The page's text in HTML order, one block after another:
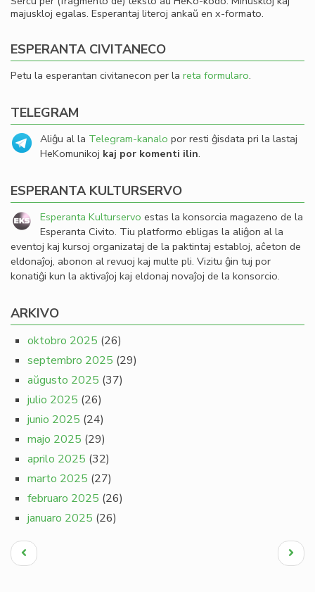
majuskloj egalas. Esperantaj literoj ankaŭ en x-formato.
ESPERANTA CIVITANECO
Petu la esperantan civitanecon per la reta formularo.
TELEGRAM
Aliĝu al la Telegram-kanalo por resti ĝisdata pri la lastaj
HeKomunikoj kaj por komenti ilin.
ESPERANTA KULTURSERVO
Esperanta Kulturservo estas la konsorcia magazeno de la
Esperanta Civito. Tiu platformo ebligas la aliĝon al la
eventoj kaj kursoj organizataj de la paktintaj establoj, aĉeton de
eldonaĵoj, abonon al revuoj kaj multe pli. Vizitu ĝin tuj por
konatiĝi kun la aktivaĵoj kaj eldonaj novaĵoj de la konsorcio.
ARKIVO
oktobro 2025 (26)
septembro 2025 (29)
aŭgusto 2025 (37)
julio 2025 (26)
junio 2025 (24)
majo 2025 (29)
aprilo 2025 (32)
marto 2025 (27)
februaro 2025 (26)
januaro 2025 (26)
Pagination
Antaŭa
paĝo
Next
page